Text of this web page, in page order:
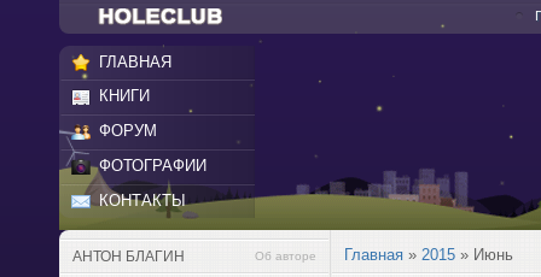
ГЛАВНАЯ
КНИГИ
ФОРУМ
ФОТОГРАФИИ
КОНТАКТЫ
АНТОН БЛАГИН Об авторе Главная » 2015 » Июнь